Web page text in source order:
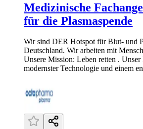
Medizinische
für die Plasmaspende
Wir sind DER Hotspot für Blut- und
Deutschland. Wir arbeiten mit
Unsere Mission: Leben retten .
modernster Technologie und einem